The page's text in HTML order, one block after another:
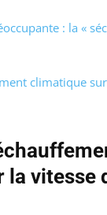
: la «
climatique
vitesse